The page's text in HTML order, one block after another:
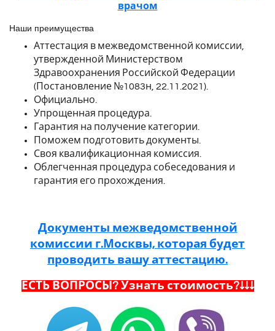
врачом
Наши преимущества
Аттестация в межведомственной комиссии,
утвержденной Министерством
Здравоохранения Российской Федерации
(Постановление №1083н, 22.11.2021).
Официально.
Упрощенная процедура.
Гарантия на получение категории.
Поможем подготовить документы.
Своя квалификационная комиссия.
Облегченная процедура собеседования и
гарантия его прохождения.
Документы межведомственной
комиссии г.Москвы, которая будет
проводить вашу аттестацию.
ЕСТЬ ВОПРОСЫ? Узнать стоимость?↓↓↓